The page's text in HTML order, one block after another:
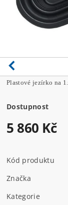
Plastové jezírko na
Dostupnost
5 860 Kč
Kód produktu
Značka
Kategorie